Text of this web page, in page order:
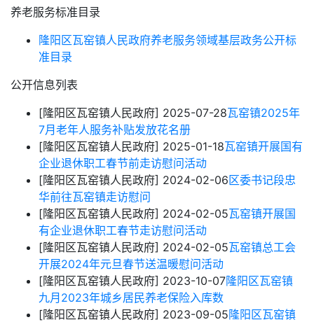
养老服务标准目录
隆阳区瓦窑镇人民政府养老服务领域基层政务公开标
准目录
公开信息列表
[隆阳区瓦窑镇人民政府] 2025-07-28瓦窑镇2025年
7月老年人服务补贴发放花名册
[隆阳区瓦窑镇人民政府] 2025-01-18瓦窑镇开展国有
企业退休职工春节前走访慰问活动
[隆阳区瓦窑镇人民政府] 2024-02-06区委书记段忠
华前往瓦窑镇走访慰问
[隆阳区瓦窑镇人民政府] 2024-02-05瓦窑镇开展国
有企业退休职工春节走访慰问活动
[隆阳区瓦窑镇人民政府] 2024-02-05瓦窑镇总工会
开展2024年元旦春节送温暖慰问活动
[隆阳区瓦窑镇人民政府] 2023-10-07隆阳区瓦窑镇
九月2023年城乡居民养老保险入库数
[隆阳区瓦窑镇人民政府] 2023-09-05隆阳区瓦窑镇